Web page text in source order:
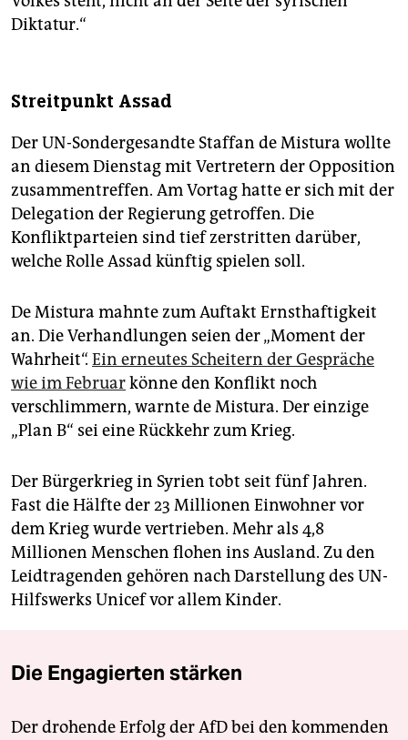
Diktatur.“
Streitpunkt Assad
Der UN-Sondergesandte Staffan de Mistura wollte
an diesem Dienstag mit Vertretern der Opposition
zusammentreffen. Am Vortag hatte er sich mit der
Delegation der Regierung getroffen. Die
Konfliktparteien sind tief zerstritten darüber,
welche Rolle Assad künftig spielen soll.
De Mistura mahnte zum Auftakt Ernsthaftigkeit
an. Die Verhandlungen seien der „Moment der
Wahrheit“. Ein erneutes Scheitern der Gespräche
wie im Februarkönne den Konflikt noch
verschlimmern, warnte de Mistura. Der einzige
„Plan B“ sei eine Rückkehr zum Krieg.
Der Bürgerkrieg in Syrien tobt seit fünf Jahren.
Fast die Hälfte der 23 Millionen Einwohner vor
dem Krieg wurde vertrieben. Mehr als 4,8
Millionen Menschen flohen ins Ausland. Zu den
Leidtragenden gehören nach Darstellung des UN-
Hilfswerks Unicef vor allem Kinder.
Die Engagierten stärken
Der drohende Erfolg der AfD bei den kommenden